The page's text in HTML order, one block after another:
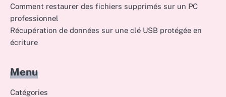
Comment restaurer des fichiers supprimés sur un PC
professionnel
Récupération de données sur une clé USB protégée en
écriture
Menu
Catégories